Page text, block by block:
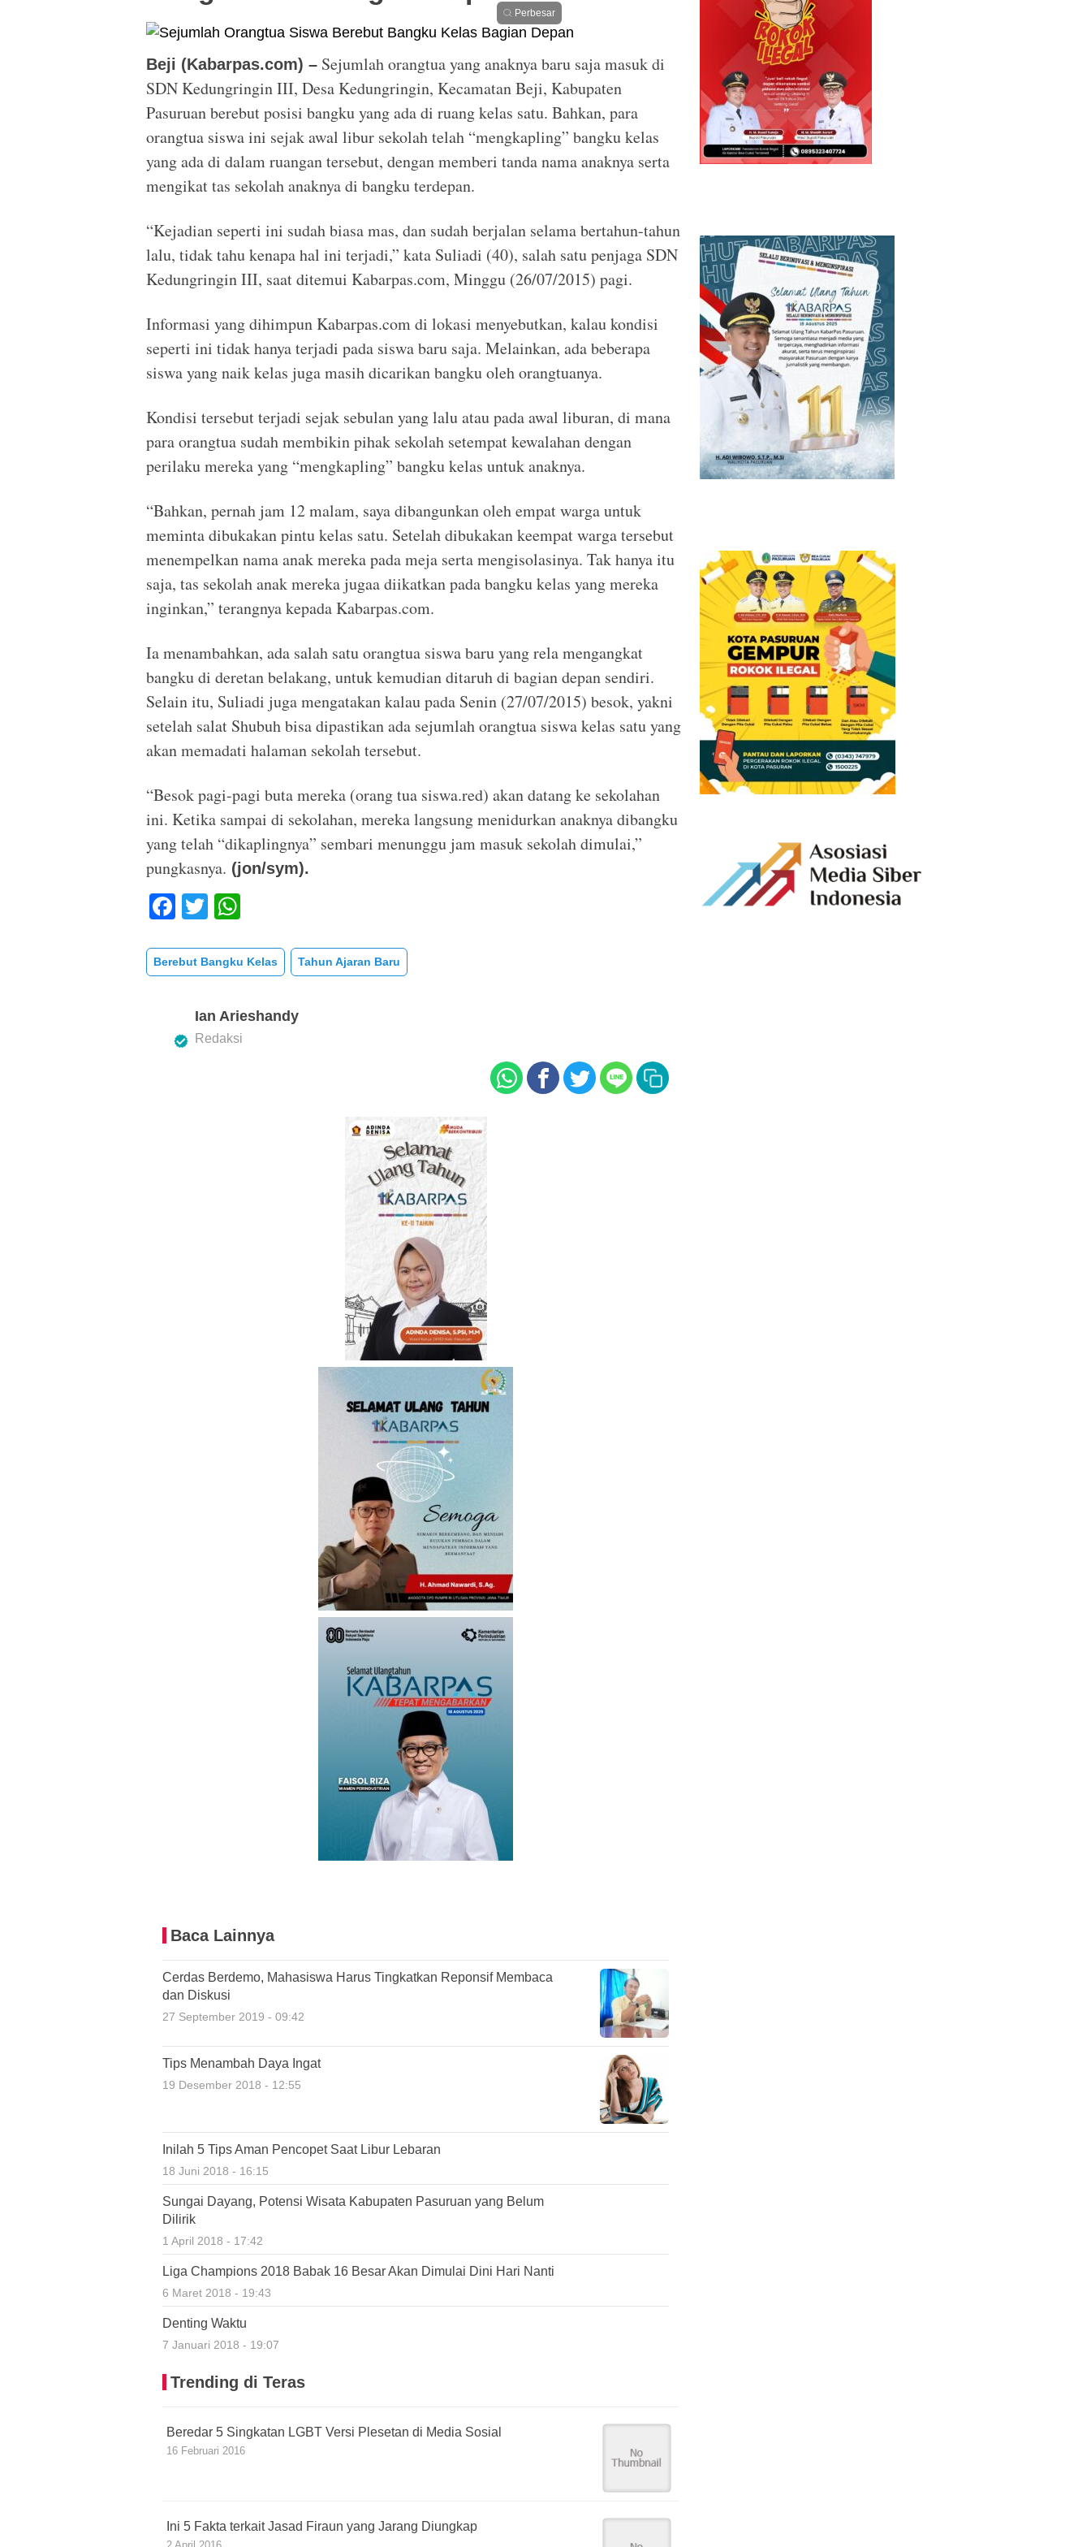
Perbesar
Beji (Kabarpas.com) – Sejumlah orangtua yang anaknya baru saja masuk di
SDN Kedungringin III, Desa Kedungringin, Kecamatan Beji, Kabupaten
Pasuruan berebut posisi bangku yang ada di ruang kelas satu. Bahkan, para
orangtua siswa ini sejak awal libur sekolah telah “mengkapling” bangku kelas
yang ada di dalam ruangan tersebut, dengan memberi tanda nama anaknya serta
mengikat tas sekolah anaknya di bangku terdepan.
“Kejadian seperti ini sudah biasa mas, dan sudah berjalan selama bertahun-tahun
lalu, tidak tahu kenapa hal ini terjadi,” kata Suliadi (40), salah satu penjaga SDN
Kedungringin III, saat ditemui Kabarpas.com, Minggu (26/07/2015) pagi.
Informasi yang dihimpun Kabarpas.com di lokasi menyebutkan, kalau kondisi
seperti ini tidak hanya terjadi pada siswa baru saja. Melainkan, ada beberapa
siswa yang naik kelas juga masih dicarikan bangku oleh orangtuanya.
Kondisi tersebut terjadi sejak sebulan yang lalu atau pada awal liburan, di mana
para orangtua sudah membikin pihak sekolah setempat kewalahan dengan
perilaku mereka yang “mengkapling” bangku kelas untuk anaknya.
“Bahkan, pernah jam 12 malam, saya dibangunkan oleh empat warga untuk
meminta dibukakan pintu kelas satu. Setelah dibukakan keempat warga tersebut
menempelkan nama anak mereka pada meja serta mengisolasinya. Tak hanya itu
saja, tas sekolah anak mereka jugaa diikatkan pada bangku kelas yang mereka
inginkan,” terangnya kepada Kabarpas.com.
Ia menambahkan, ada salah satu orangtua siswa baru yang rela mengangkat
bangku di deretan belakang, untuk kemudian ditaruh di bagian depan sendiri.
Selain itu, Suliadi juga mengatakan kalau pada Senin (27/07/2015) besok, yakni
setelah salat Shubuh bisa dipastikan ada sejumlah orangtua siswa kelas satu yang
akan memadati halaman sekolah tersebut.
“Besok pagi-pagi buta mereka (orang tua siswa.red) akan datang ke sekolahan
ini. Ketika sampai di sekolahan, mereka langsung menidurkan anaknya dibangku
yang telah “dikaplingnya” sembari menunggu jam masuk sekolah dimulai,”
pungkasnya. (jon/sym).
F
c
e
o
T
tt
er
at
s
A
p
Berebut Bangku Kelas Tahun Ajaran Baru
Ian Arieshandy
Redaksi
Baca Lainnya
Cerdas Berdemo, Mahasiswa Harus Tingkatkan Reponsif Membaca
dan Diskusi
27 September 2019 - 09:42
Tips Menambah Daya Ingat
19 Desember 2018 - 12:55
Inilah 5 Tips Aman Pencopet Saat Libur Lebaran
18 Juni 2018 - 16:15
Sungai Dayang, Potensi Wisata Kabupaten Pasuruan yang Belum
Dilirik
1 April 2018 - 17:42
Liga Champions 2018 Babak 16 Besar Akan Dimulai Dini Hari Nanti
6 Maret 2018 - 19:43
Denting Waktu
7 Januari 2018 - 19:07
Trending di Teras
Beredar 5 Singkatan LGBT Versi Plesetan di Media Sosial
16 Februari 2016
Ini 5 Fakta terkait Jasad Firaun yang Jarang Diungkap